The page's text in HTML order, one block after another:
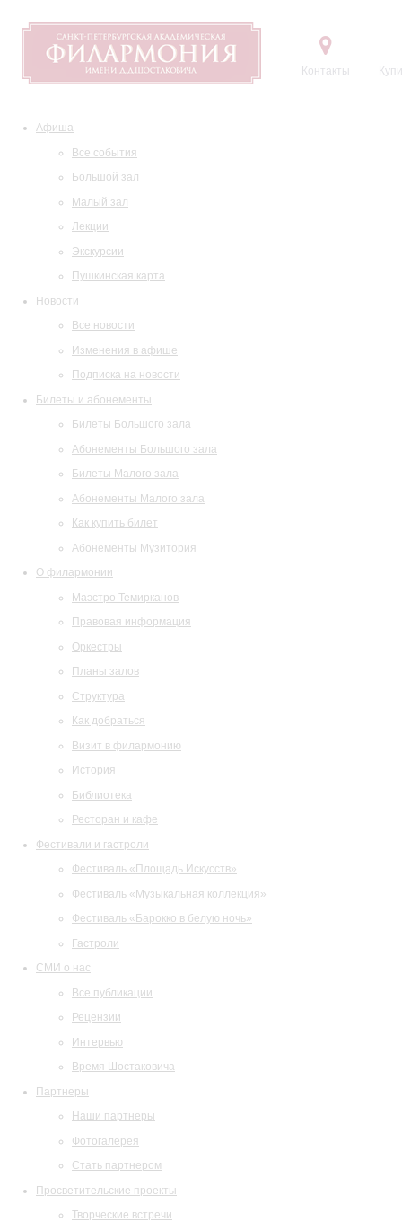
Контакты
Афиша
Все события
Большой зал
Малый зал
Лекции
Экскурсии
Пушкинская карта
Новости
Все новости
Изменения в афише
Подписка на новости
Билеты и абонементы
Билеты Большого зала
Абонементы Большого зала
Билеты Малого зала
Абонементы Малого зала
Как купить билет
Абонементы Музитория
О филармонии
Маэстро Темирканов
Правовая информация
Оркестры
Планы залов
Структура
Как добраться
Визит в филармонию
История
Библиотека
Ресторан и кафе
Фестивали и гастроли
Фестиваль «Площадь Искусств»
Фестиваль «Музыкальная коллекция»
Фестиваль «Барокко в белую ночь»
Гастроли
СМИ о нас
Все публикации
Рецензии
Интервью
Время Шостаковича
Партнеры
Наши партнеры
Фотогалерея
Стать партнером
Просветительские проекты
Творческие встречи